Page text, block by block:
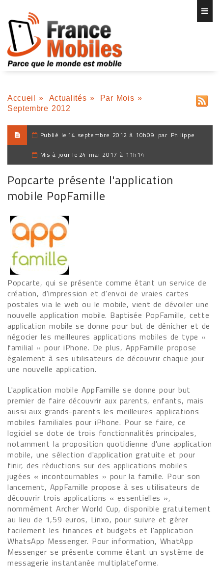
Accueil » Actualités » Par Mois »
Septembre 2012
Publié le 14 septembre 2012 à 10h09 par Philippe
Mis à jour le 24 mai 2017 à 11h14
Popcarte présente l'application
mobile PopFamille
Popcarte, qui se présente comme étant un service de
création, d'impression et d'envoi de vraies cartes
postales via le web ou le mobile, vient de dévoiler une
nouvelle application mobile. Baptisée PopFamille, cette
application mobile se donne pour but de dénicher et de
négocier les meilleures applications mobiles de type «
familial » pour iPhone. De plus, AppFamille propose
également à ses utilisateurs de découvrir chaque jour
une nouvelle application.
L'application mobile AppFamille se donne pour but
premier de faire découvrir aux parents, enfants, mais
aussi aux grands-parents les meilleures applications
mobiles familiales pour iPhone. Pour se faire, ce
logiciel se dote de trois fonctionnalités principales,
notamment la proposition quotidienne d'une application
mobile, une sélection d'application gratuite et pour
finir, des réductions sur des applications mobiles
jugées « incontournables » pour la famille. Pour son
lancement, AppFamille propose à ses utilisateurs de
découvrir trois applications « essentielles »,
nommément Archer World Cup, disponible gratuitement
au lieu de 1,59 euros, Linxo, pour suivre et gérer
facilement les finances et budgets et l'application
WhatsApp Messenger. Pour information, WhatApp
Messenger se présente comme étant un système de
messagerie instantanée multiplateforme.